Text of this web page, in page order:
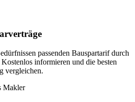
passenden Bauspartarif durch
informieren und die besten
vergleichen.